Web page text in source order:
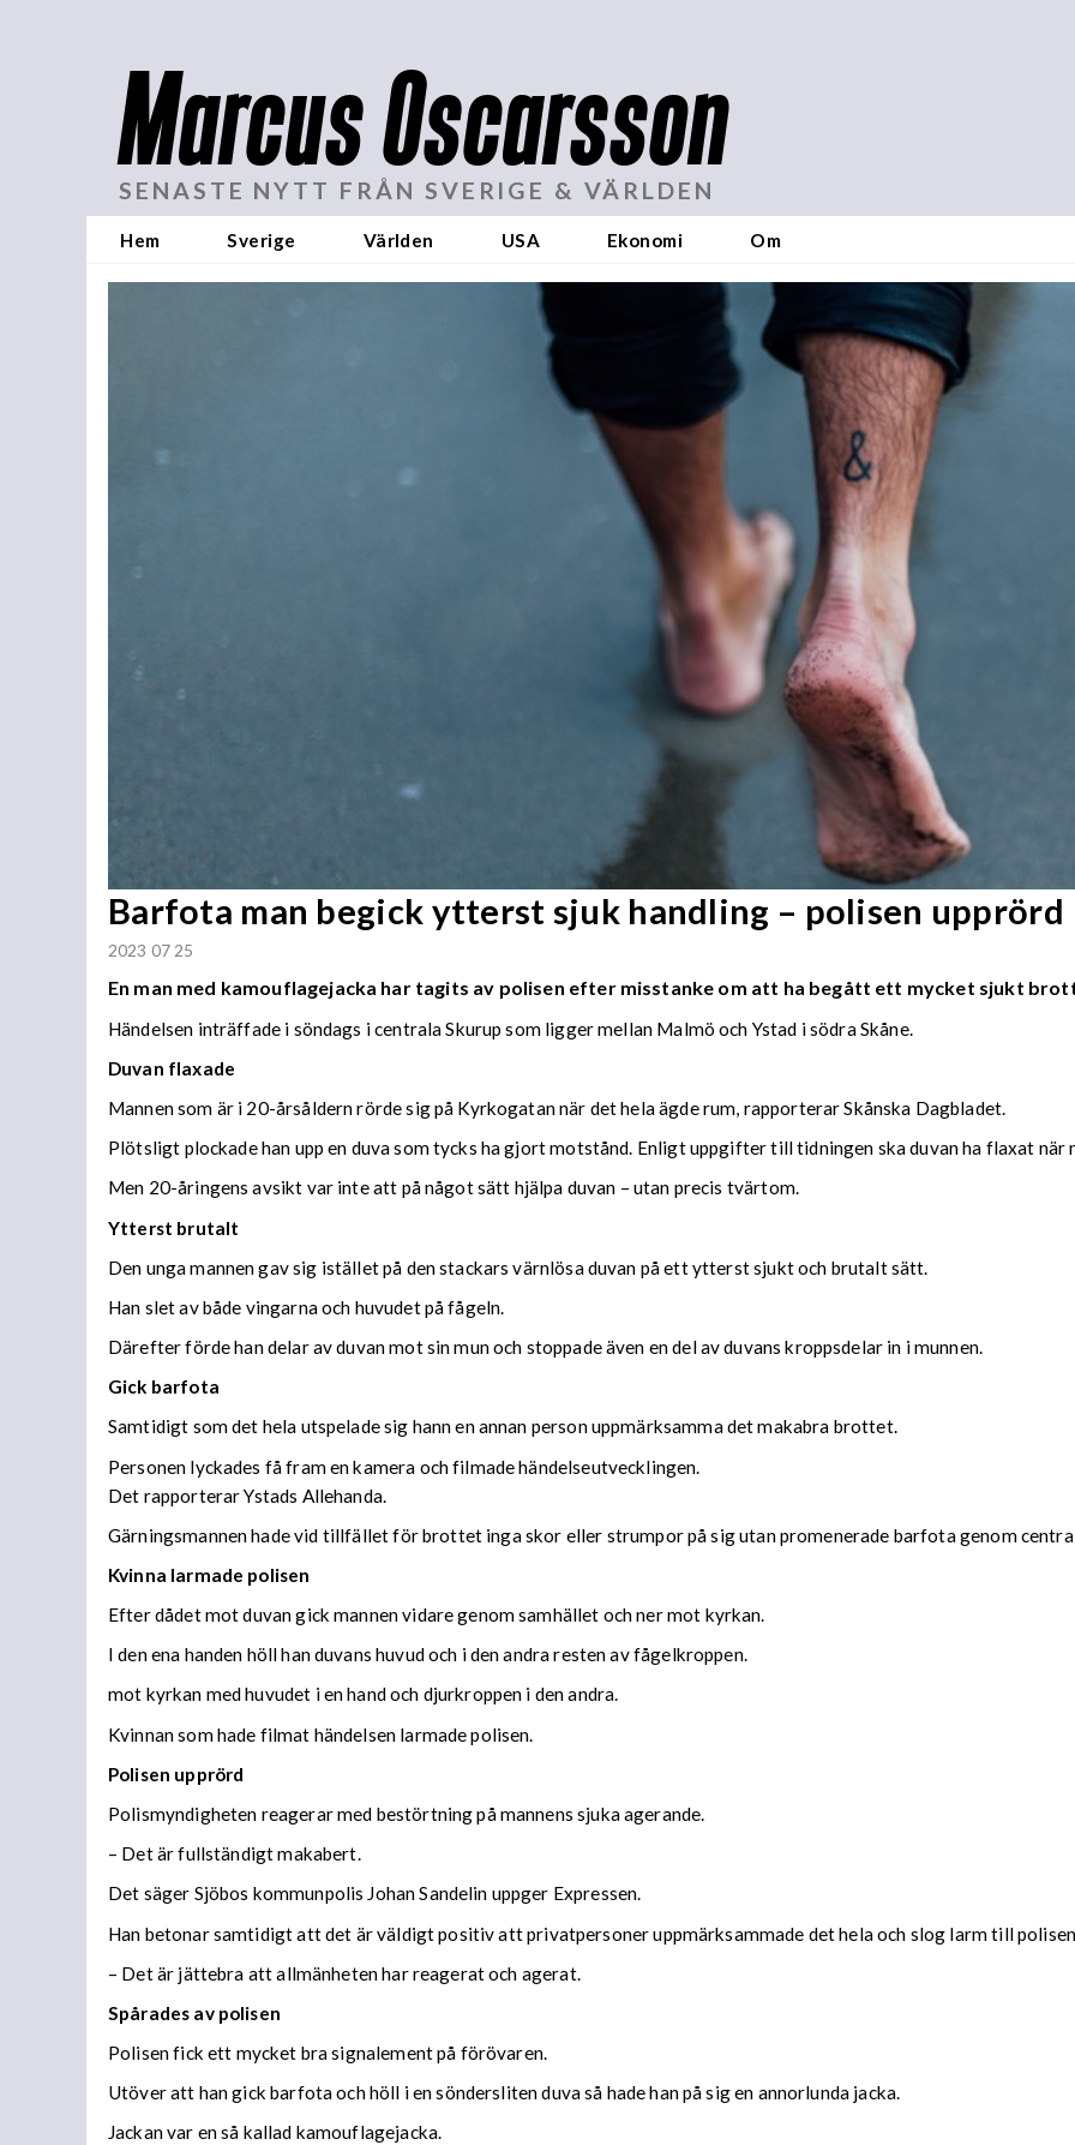
Marcus Oscarsson
SENASTE NYTT FRÅN SVERIGE & VÄRLDEN
Hem Sverige Världen USA Ekonomi Om
Barfota man begick ytterst sjuk handling – polisen upprörd
2023 07 25
En man med kamouflagejacka har tagits av polisen efter misstanke om att ha begått ett mycket sjukt
Händelsen inträffade i söndags i centrala Skurup som ligger mellan Malmö och Ystad i södra Skåne.
Duvan flaxade
Mannen som är i 20-årsåldern rörde sig på Kyrkogatan när det hela ägde rum, rapporterar Skånska Dagbladet.
Plötsligt plockade han upp en duva som tycks ha gjort motstånd. Enligt uppgifter till tidningen ska duvan ha flaxat när
Men 20-åringens avsikt var inte att på något sätt hjälpa duvan – utan precis tvärtom.
Ytterst brutalt
Den unga mannen gav sig istället på den stackars värnlösa duvan på ett ytterst sjukt och brutalt sätt.
Han slet av både vingarna och huvudet på fågeln.
Därefter förde han delar av duvan mot sin mun och stoppade även en del av duvans kroppsdelar in i munnen.
Gick barfota
Samtidigt som det hela utspelade sig hann en annan person uppmärksamma det makabra brottet.
Personen lyckades få fram en kamera och filmade händelseutvecklingen.
Det rapporterar Ystads Allehanda.
Gärningsmannen hade vid tillfället för brottet inga skor eller strumpor på sig utan promenerade barfota genom
Kvinna larmade polisen
Efter dådet mot duvan gick mannen vidare genom samhället och ner mot kyrkan.
I den ena handen höll han duvans huvud och i den andra resten av fågelkroppen.
mot kyrkan med huvudet i en hand och djurkroppen i den andra.
Kvinnan som hade filmat händelsen larmade polisen.
Polisen upprörd
Polismyndigheten reagerar med bestörtning på mannens sjuka agerande.
– Det är fullständigt makabert.
Det säger Sjöbos kommunpolis Johan Sandelin uppger Expressen.
Han betonar samtidigt att det är väldigt positiv att privatpersoner uppmärksammade det hela och slog larm till
– Det är jättebra att allmänheten har reagerat och agerat.
Spårades av polisen
Polisen fick ett mycket bra signalement på förövaren.
Utöver att han gick barfota och höll i en söndersliten duva så hade han på sig en annorlunda jacka.
Jackan var en så kallad kamouflagejacka.